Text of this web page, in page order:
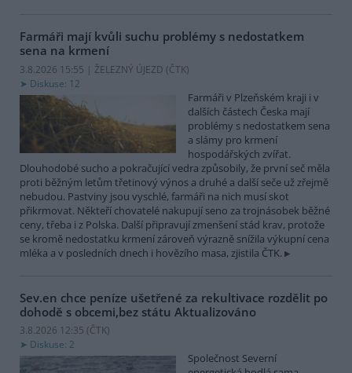
Farmáři mají kvůli suchu problémy s nedostatkem
sena na krmení
3.8.2026 15:55 | ŽELEZNÝ ÚJEZD (ČTK)
Diskuse: 12
Farmáři v Plzeňském kraji i v
dalších částech Česka mají
problémy s nedostatkem sena
a slámy pro krmení
hospodářských zvířat.
Dlouhodobé sucho a pokračující vedra způsobily, že první seč měla
proti běžným letům třetinový výnos a druhé a další seče už zřejmě
nebudou. Pastviny jsou vyschlé, farmáři na nich musí skot
přikrmovat. Někteří chovatelé nakupují seno za trojnásobek běžné
ceny, třeba i z Polska. Další připravují zmenšení stád krav, protože
se kromě nedostatku krmení zároveň výrazně snížila výkupní cena
mléka a v posledních dnech i hovězího masa, zjistila ČTK.
Sev.en chce peníze ušetřené za rekultivace rozdělit po
dohodě s obcemi,bez státu Aktualizováno
3.8.2026 12:35 (ČTK)
Diskuse: 2
Společnost Severní